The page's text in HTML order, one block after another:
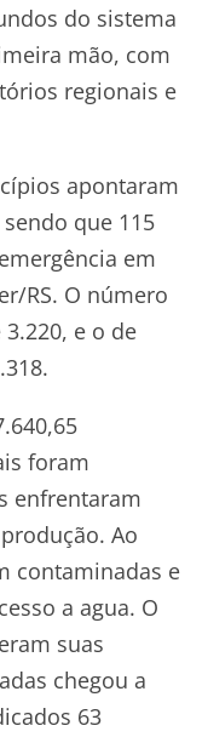
do sistema
mão, com
regionais e
apontaram
que 115
em
RS. O número
e o de
foram
enfrentaram
Ao
contaminadas e
a agua. O
suas
chegou a
63